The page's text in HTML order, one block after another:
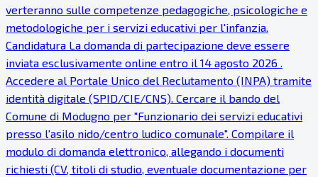
verteranno sulle competenze pedagogiche, psicologiche e
metodologiche per i servizi educativi per l'infanzia.
Candidatura La domanda di partecipazione deve essere
inviata esclusivamente online entro il 14 agosto 2026 .
Accedere al Portale Unico del Reclutamento (INPA) tramite
identità digitale (SPID/CIE/CNS). Cercare il bando del
Comune di Modugno per "Funzionario dei servizi educativi
presso l'asilo nido/centro ludico comunale". Compilare il
modulo di domanda elettronico, allegando i documenti
richiesti (CV, titoli di studio, eventuale documentazione per